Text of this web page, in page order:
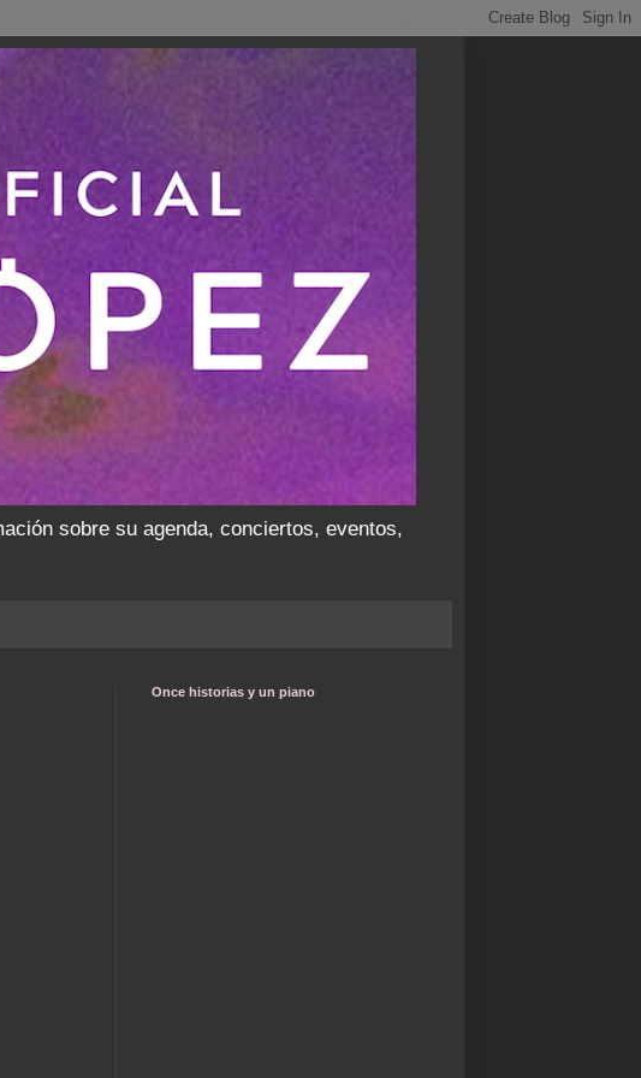
sobre su agenda, conciertos, eventos,
Once historias y un piano